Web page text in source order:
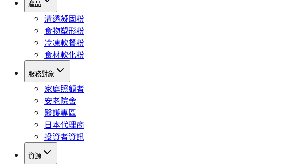
產品
清透凝固粉
食物塑形粉
冷凍軟餐粉
食材軟化粉
服務對象
家庭照顧者
安老院舍
醫護專區
日本代理商
投資者資訊
資源